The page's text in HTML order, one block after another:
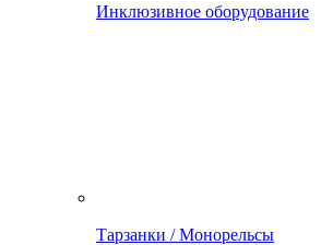
Инклюзивное оборудование
Тарзанки / Монорельсы